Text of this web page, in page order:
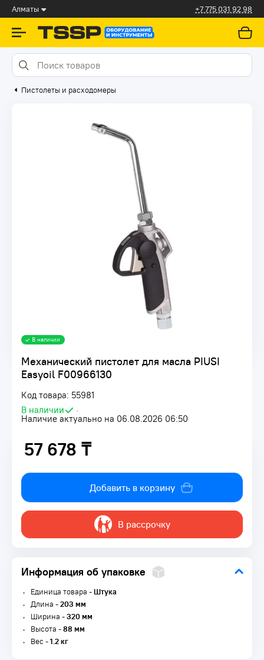
Алматы +7 775 031 92 98
Пистолеты и расходомеры
Механический пистолет для масла PIUSI
Easyoil F00966130
Код товара: 55981
В наличии
•
Наличие актуально на 06.08.2026 06:50
В наличии
57 678 ₸
57 678 ₸
Добавить в корзину
В рассрочку
Информация об упаковке
Единица товара -Штука
Длина -203 мм
Ширина -320 мм
Высота -88 мм
Вес -1.2 кг